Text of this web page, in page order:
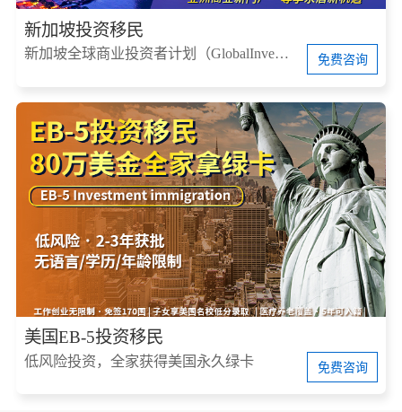
新加坡投资移民
新加坡全球商业投资者计划（GlobalInvestorProgram，简称GIP） 免费咨询
美国EB-5投资移民
低风险投资，全家获得美国永久绿卡 免费咨询